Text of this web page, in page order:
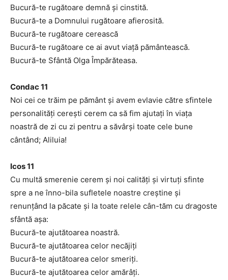
Bucură-te rugătoare demnă şi cinstită.
Bucură-te a Domnului rugătoare afierosită.
Bucură-te rugătoare cerească
Bucură-te rugătoare ce ai avut viaţă pământească.
Bucură-te Sfântă Olga Împărăteasa.
Condac 11
Noi cei ce trăim pe pământ şi avem evlavie către sfintele
personalităţi cereşti cerem ca să fim ajutaţi în viaţa
noastră de zi cu zi pentru a săvârşi toate cele bune
cântând; Aliluia!
Icos 11
Cu multă smerenie cerem şi noi calităţi şi virtuţi sfinte
spre a ne înno-bila sufletele noastre creştine şi
renunţând la păcate şi la toate relele cân-tăm cu dragoste
sfântă aşa:
Bucură-te ajutătoarea noastră.
Bucură-te ajutătoarea celor necăjiţi
Bucură-te ajutătoarea celor smeriţi.
Bucură-te ajutătoarea celor amărâţi.